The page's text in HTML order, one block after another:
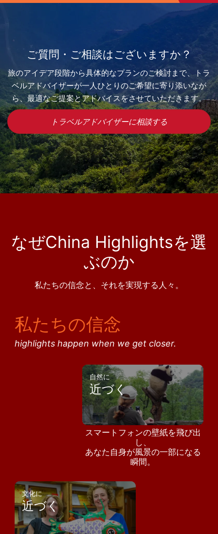
ご質問・ご相談はございますか？
旅のアイデア段階から具体的なプランのご検討まで、トラ
ベルアドバイザーが一人ひとりのご希望に寄り添いなが
ら、最適なご提案とアドバイスをさせていただきます。
トラベルアドバイザーに相談する
なぜChina Highlightsを選
ぶのか
私たちの信念と、それを実現する人々。
私たちの信念
highlights happen when we get closer.
自然に
近づく
スマートフォンの壁紙を飛び出
し、
あなた自身が風景の一部になる
瞬間。
文化に
近づく